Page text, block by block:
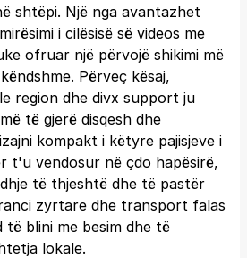
shtëpi. Një nga avantazhet
i cilësisë së videos me
ofruar një përvojë shikimi më
Përveç kësaj,
region dhe divx support ju
të gjerë disqesh dhe
kompakt i këtyre pajisjeve i
t'u vendosur në çdo hapësirë,
të thjeshtë dhe të pastër
zyrtare dhe transport falas
të blini me besim dhe të
lokale.